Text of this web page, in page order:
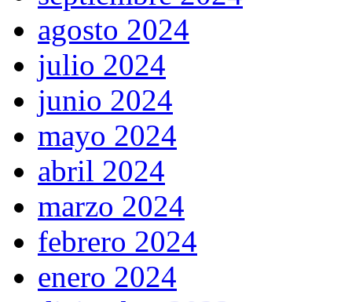
agosto 2024
julio 2024
junio 2024
mayo 2024
abril 2024
marzo 2024
febrero 2024
enero 2024